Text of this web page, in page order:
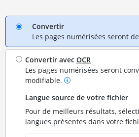
Convertir
Les pages numérisées seront
Convertir avecOCR
Les pages numérisées seront
modifiable.
Langue source de votre fichier
Pour de meilleurs résultats,
langues présentes dans votre